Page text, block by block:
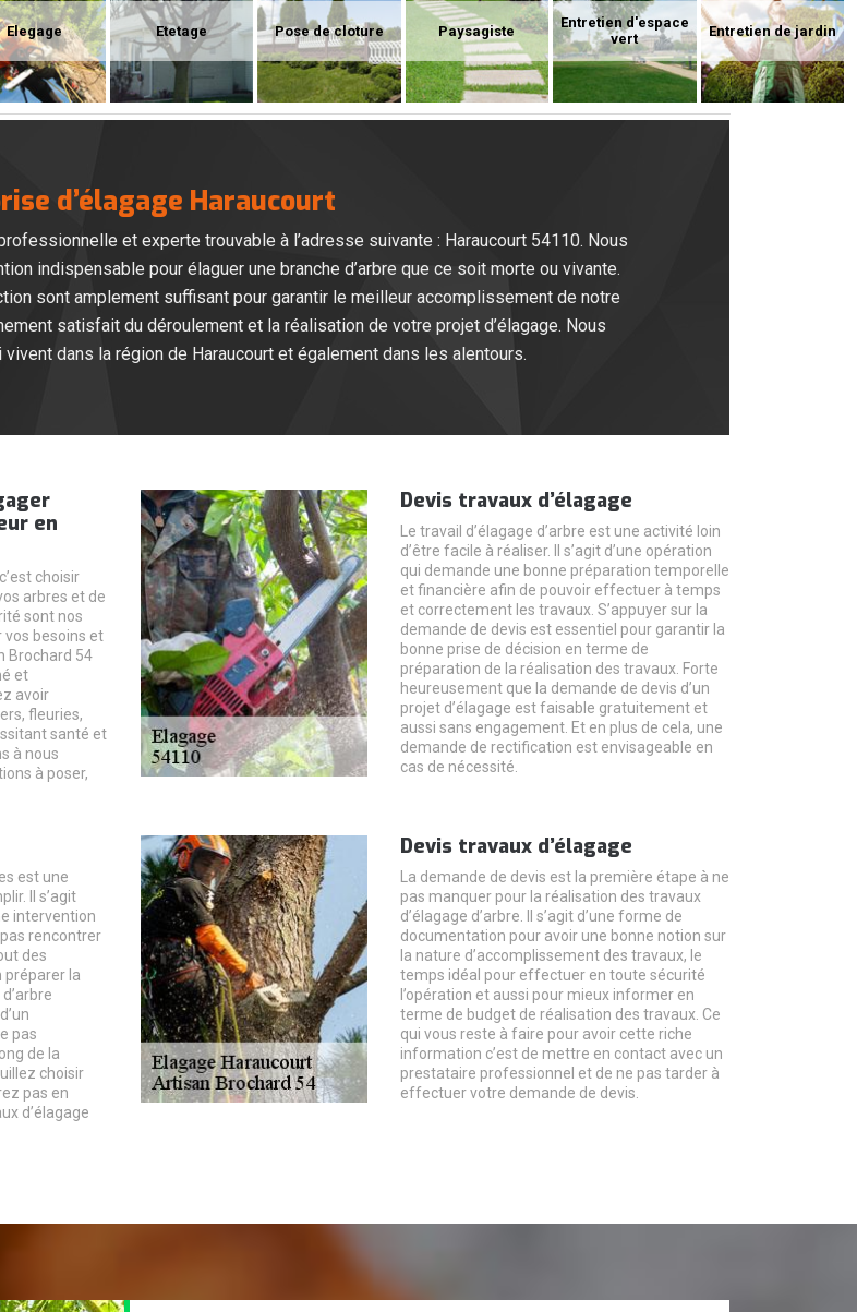
Elegage Etetage Pose de cloture Paysagiste
Entretien d'espace
vert
Entretien de jardin
d’élagage Haraucourt
et experte trouvable à l’adresse suivante : Haraucourt 54110. Nous
indispensable pour élaguer une branche d’arbre que ce soit morte ou vivante.
sont amplement suffisant pour garantir le meilleur accomplissement de notre
satisfait du déroulement et la réalisation de votre projet d’élagage. Nous
dans la région de Haraucourt et également dans les alentours.
en
choisir
arbres et de
sont nos
vos besoins et
Brochard 54
et
avoir
fleuries,
santé et
à nous
à poser,
Devis travaux d’élagage
Le travail d’élagage d’arbre est une activité loin
d’être facile à réaliser. Il s’agit d’une opération
qui demande une bonne préparation temporelle
et financière afin de pouvoir effectuer à temps
et correctement les travaux. S’appuyer sur la
demande de devis est essentiel pour garantir la
bonne prise de décision en terme de
préparation de la réalisation des travaux. Forte
heureusement que la demande de devis d’un
projet d’élagage est faisable gratuitement et
aussi sans engagement. Et en plus de cela, une
demande de rectification est envisageable en
cas de nécessité.
est une
Il s’agit
intervention
rencontrer
des
préparer la
pas
de la
choisir
pas en
d’élagage
Devis travaux d’élagage
La demande de devis est la première étape à ne
pas manquer pour la réalisation des travaux
d’élagage d’arbre. Il s’agit d’une forme de
documentation pour avoir une bonne notion sur
la nature d’accomplissement des travaux, le
temps idéal pour effectuer en toute sécurité
l’opération et aussi pour mieux informer en
terme de budget de réalisation des travaux. Ce
qui vous reste à faire pour avoir cette riche
information c’est de mettre en contact avec un
prestataire professionnel et de ne pas tarder à
effectuer votre demande de devis.